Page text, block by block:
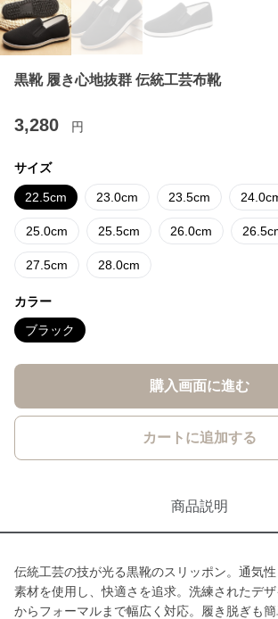
黒靴 履き心地抜群 伝統工芸布靴
3,280 円
サイズ
22.5cm 23.0cm 23.5cm
25.0cm 25.5cm 26.0cm
27.5cm 28.0cm
カラー
ブラック
購入画面に進む
カートに追加する
商品説明
伝統工芸の技が光る黒靴のスリッポン。通気
素材を使用し、快適さを追求。洗練されたデ
からフォーマルまで幅広く対応。履き脱ぎも